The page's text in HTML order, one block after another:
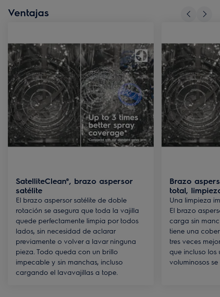
Ventajas
SatelliteClean®, brazo aspersor
satélite
El brazo aspersor satélite de doble
rotación se asegura que toda la vajilla
quede perfectamente limpia por todos
lados, sin necesidad de aclarar
previamente o volver a lavar ninguna
pieza. Todo queda con un brillo
impecable y sin manchas, incluso
cargando el lavavajillas a tope.
Brazo
total,
Una limpieza
El brazo
carga sin
tiene una
tres veces
que incluso los
voluminosos